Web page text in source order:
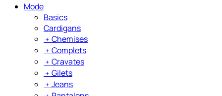
Mode
Basics
Cardigans
﹢ Chemises
﹢ Complets
﹢ Cravates
﹢ Gilets
﹢ Jeans